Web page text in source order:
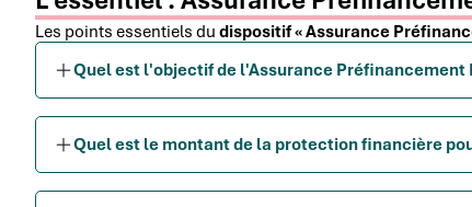
Les points essentiels du dispositif « Assurance
Quel est l'objectif de l'Assurance Préfinancement
Quel est le montant de la protection financière